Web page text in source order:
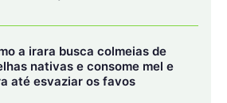
de reportagem. A proposta é
a contar histórias que mostrem
para o cotidiano da população